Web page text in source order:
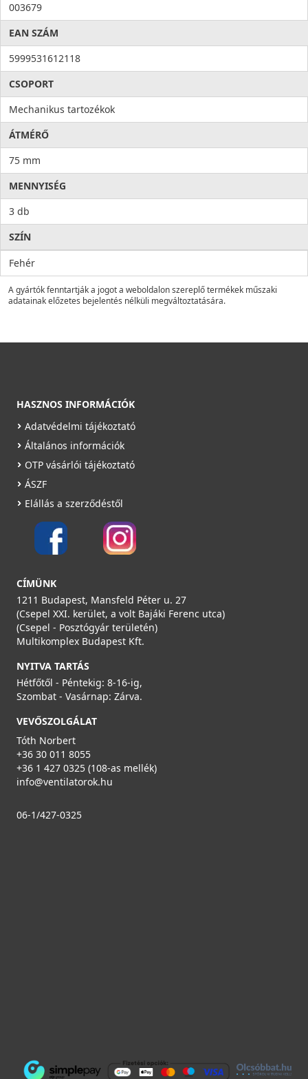
003679
EAN SZÁM
5999531612118
CSOPORT
Mechanikus tartozékok
ÁTMÉRŐ
75 mm
MENNYISÉG
3 db
SZÍN
Fehér
A gyártók fenntartják a jogot a weboldalon szereplő termékek műszaki
adatainak előzetes bejelentés nélküli megváltoztatására.
HASZNOS INFORMÁCIÓK
Adatvédelmi tájékoztató
Általános információk
OTP vásárlói tájékoztató
ÁSZF
Elállás a szerződéstől
CÍMÜNK
1211 Budapest, Mansfeld Péter u. 27
(Csepel XXI. kerület, a volt Bajáki Ferenc utca)
(Csepel - Posztógyár területén)
Multikomplex Budapest Kft.
NYITVA TARTÁS
Hétfőtől - Péntekig: 8-16-ig,
Szombat - Vasárnap: Zárva.
VEVŐSZOLGÁLAT
Tóth Norbert
+36 30 011 8055
+36 1 427 0325 (108-as mellék)
info@ventilatorok.hu
06-1/427-0325